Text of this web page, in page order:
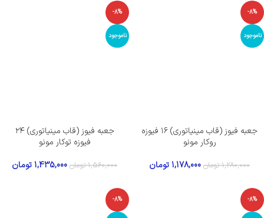
-8%
ناموجود
جعبه فیوز (قاب مینیاتوری) ۱۶ فیوزه
روکار مونو
1,280,000 تومان 1,178,000تومان
-8%
ناموجود
جعبه فیوز (قاب مینیاتوری) ۲۴
فیوزه توکار مونو
1,560,000 تومان 1,435,000تومان
-8%
-8%